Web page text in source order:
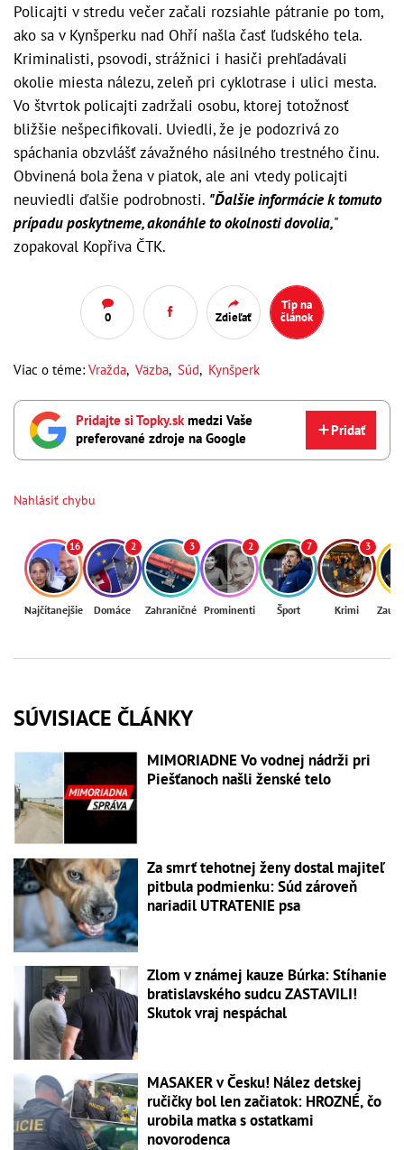
Policajti v stredu večer začali rozsiahle pátranie po tom,
ako sa v Kynšperku nad Ohří našla časť ľudského tela.
Kriminalisti, psovodi, strážnici i hasiči prehľadávali
okolie miesta nálezu, zeleň pri cyklotrase i ulici mesta.
Vo štvrtok policajti zadržali osobu, ktorej totožnosť
bližšie nešpecifikovali. Uviedli, že je podozrivá zo
spáchania obzvlášť závažného násilného trestného činu.
Obvinená bola žena v piatok, ale ani vtedy policajti
neuviedli ďalšie podrobnosti. "Ďalšie informácie k tomuto
prípadu poskytneme, akonáhle to okolnosti dovolia,"
zopakoval Kopřiva ČTK.
0 Zdieľať
Tip na
článok
Viac o téme: Vražda, Väzba, Súd, Kynšperk
Pridajte si Topky.skmedzi Vaše
preferované zdroje na Google
Pridať
Nahlásiť chybu
16
Najčítanejšie
2
Domáce
3
Zahraničné
2
Prominenti
7
Šport
3
Krimi
SÚVISIACE ČLÁNKY
MIMORIADNE Vo vodnej nádrži pri
Piešťanoch našli ženské telo
Za smrť tehotnej ženy dostal majiteľ
pitbula podmienku: Súd zároveň
nariadil UTRATENIE psa
Zlom v známej kauze Búrka: Stíhanie
bratislavského sudcu ZASTAVILI!
Skutok vraj nespáchal
MASAKER v Česku! Nález detskej
ručičky bol len začiatok: HROZNÉ, čo
urobila matka s ostatkami
novorodenca